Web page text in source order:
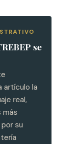
se
artículo la
real,
más
su